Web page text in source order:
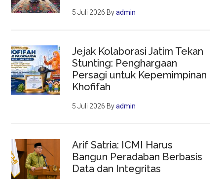
5 Juli 2026 Byadmin
Jejak Kolaborasi Jatim Tekan
Stunting: Penghargaan
Persagi untuk Kepemimpinan
Khofifah
5 Juli 2026 Byadmin
Arif Satria: ICMI Harus
Bangun Peradaban Berbasis
Data dan Integritas